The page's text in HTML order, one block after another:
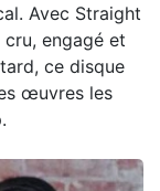
Avec Straight
engagé et
ce disque
œuvres les